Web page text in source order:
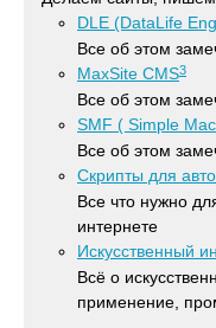
DLE (DataLife
Все об этом
MaxSite CMS3
Все об этом
SMF ( Simple
Все об этом
Скрипты для
Все что нужно
интернете
Искусственный
Всё о
применение,